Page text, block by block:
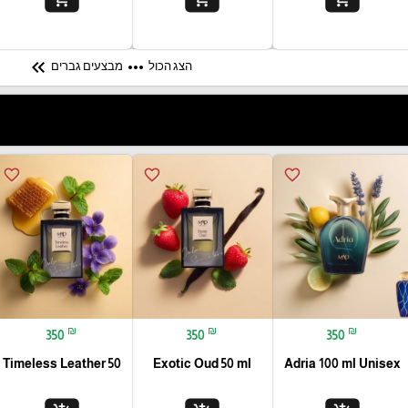
הצג הכול more_horiz מבצעים גברים keyboard_double_arrow_left
favorite_border
350 ₪
Adria 100 ml Unisex
favorite_border
350 ₪
Exotic Oud 50 ml
favorite_border
350 ₪
Timeless Leather 50